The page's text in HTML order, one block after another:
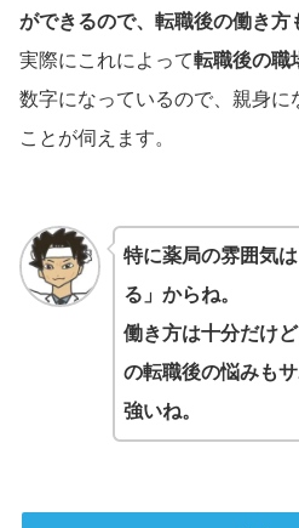
ができるので、転職後の働き方
実際にこれによって転職後の職
数字になっているので、親身に
ことが伺えます。
特に薬局の雰囲気
る」からね。
働き方は十分だけ
の転職後の悩みも
強いね。